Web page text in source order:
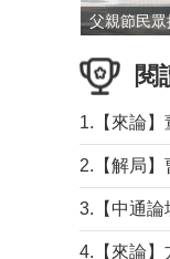
閱
1.【來論